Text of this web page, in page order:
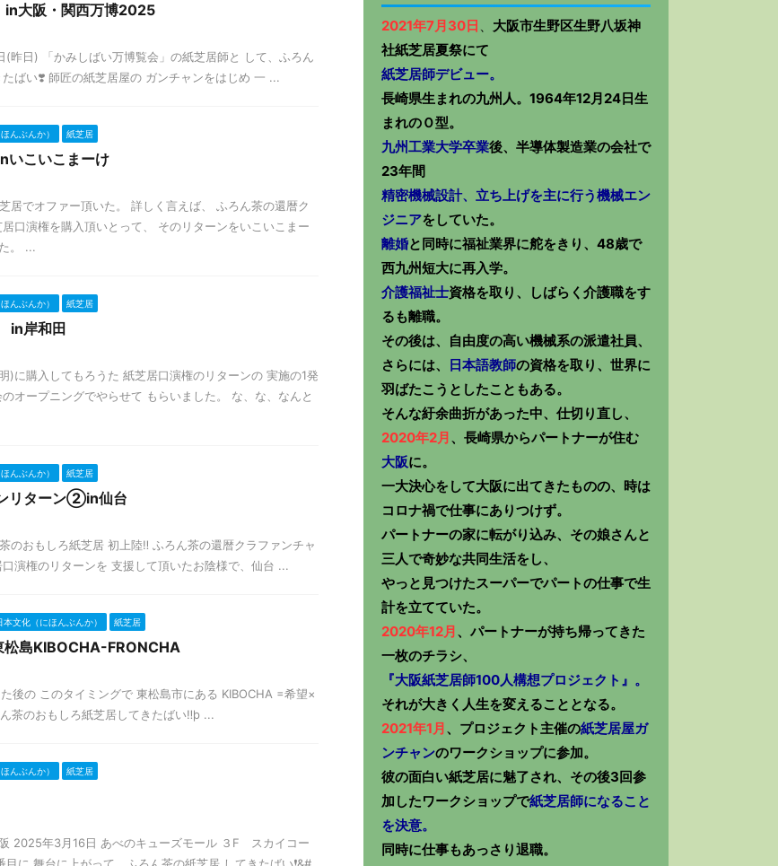
in大阪・関西万博2025
昨日) 「かみしばい万博覧会」の紙芝居師と して、ふろん
ばい❣️ 師匠の紙芝居屋の ガンチャンをはじめ 一 ...
んぶんか） 紙芝居
こいこまーけ
居でオファー頂いた。 詳しく言えば、 ふろん茶の還暦ク
口演権を購入頂いとって、 そのリターンをいこいこまー
。 ...
んぶんか） 紙芝居
岸和田
に購入してもろうた 紙芝居口演権のリターンの 実施の1発
オープニングでやらせて もらいました。 な、な、なんと
んぶんか） 紙芝居
リターン②in仙台
のおもしろ紙芝居 初上陸‼️ ふろん茶の還暦クラファンチャ
演権のリターンを 支援して頂いたお陰様で、仙台 ...
本文化（にほんぶんか） 紙芝居
松島KIBOCHA-FRONCHA
後の このタイミングで 東松島市にある KIBOCHA =希望×
茶のおもしろ紙芝居してきたばい‼þ ...
んぶんか） 紙芝居
2025年3月16日 あべのキューズモール ３F スカイコー
2021年7月30日 、 大阪市生野区生野八坂神
社紙芝居夏祭にて
紙芝居師デビュー。
長崎県生まれの九州人。1964年12月24日生
まれのＯ型。
九州工業大学卒業後、半導体製造業の会社で
23年間
精密機械設計、立ち上げを主に行う機械エン
ジニアをしていた。
離婚と同時に福祉業界に舵をきり、48歳で
西九州短大に再入学。
介護福祉士資格を取り、しばらく介護職をす
るも離職。
その後は、自由度の高い機械系の派遣社員、
さらには、
日本語教師の資格を取り、世界に
羽ばたこうとしたこともある。
そんな紆余曲折があった中、仕切り直し、
2020年2月 、長崎県からパートナーが住む
大阪に。
一大決心をして大阪に出てきたものの、時は
コロナ禍で仕事にありつけず。
パートナーの家に転がり込み、その娘さんと
三人で奇妙な共同生活をし、
やっと見つけたスーパーでパートの仕事で生
計を立てていた。
2020年12月 、パートナーが持ち帰ってきた
一枚のチラシ、
『大阪紙芝居師100人構想プロジェクト』。
それが大きく人生を変えることとなる。
2021年1月 、プロジェクト主催の紙芝居屋ガ
ンチャンのワークショップに参加。
彼の面白い紙芝居に魅了され、その後3回参
加したワークショップで紙芝居師になること
を決意。
同時に仕事もあっさり退職。